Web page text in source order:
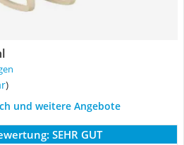
)
und weitere Angebote
SEHR GUT